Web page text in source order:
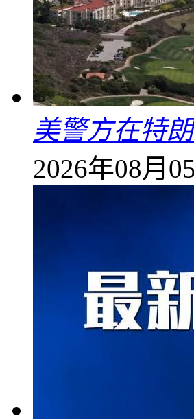
美警方在特
2026年08月